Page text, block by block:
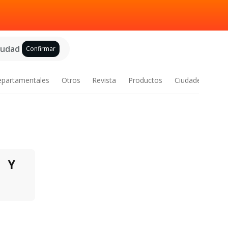
Confirmar
Otros Revista Productos Ciudades
Y